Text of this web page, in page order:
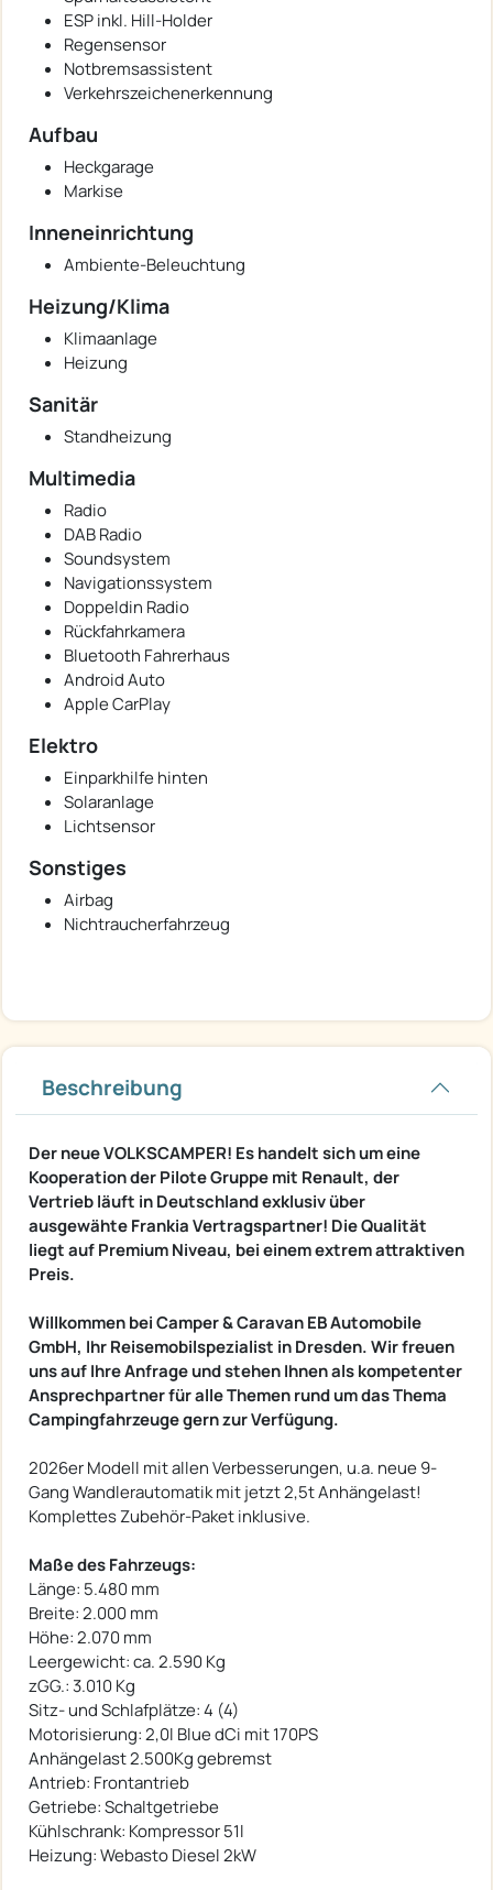
ESP inkl. Hill-Holder
Regensensor
Notbremsassistent
Verkehrszeichenerkennung
Aufbau
Heckgarage
Markise
Inneneinrichtung
Ambiente-Beleuchtung
Heizung/Klima
Klimaanlage
Heizung
Sanitär
Standheizung
Multimedia
Radio
DAB Radio
Soundsystem
Navigationssystem
Doppeldin Radio
Rückfahrkamera
Bluetooth Fahrerhaus
Android Auto
Apple CarPlay
Elektro
Einparkhilfe hinten
Solaranlage
Lichtsensor
Sonstiges
Airbag
Nichtraucherfahrzeug
Beschreibung
Der neue VOLKSCAMPER! Es handelt sich um eine
Kooperation der Pilote Gruppe mit Renault, der
Vertrieb läuft in Deutschland exklusiv über
ausgewähte Frankia Vertragspartner! Die Qualität
liegt auf Premium Niveau, bei einem extrem attraktiven
Preis.
Willkommen bei Camper & Caravan EB Automobile
GmbH, Ihr Reisemobilspezialist in Dresden. Wir freuen
uns auf Ihre Anfrage und stehen Ihnen als kompetenter
Ansprechpartner für alle Themen rund um das Thema
Campingfahrzeuge gern zur Verfügung.
2026er Modell mit allen Verbesserungen, u.a. neue 9-
Gang Wandlerautomatik mit jetzt 2,5t Anhängelast!
Komplettes Zubehör-Paket inklusive.
Maße des Fahrzeugs:
Länge: 5.480 mm
Breite: 2.000 mm
Höhe: 2.070 mm
Leergewicht: ca. 2.590 Kg
zGG.: 3.010 Kg
Sitz- und Schlafplätze: 4 (4)
Motorisierung: 2,0l Blue dCi mit 170PS
Anhängelast 2.500Kg gebremst
Antrieb: Frontantrieb
Getriebe: Schaltgetriebe
Kühlschrank: Kompressor 51l
Heizung: Webasto Diesel 2kW